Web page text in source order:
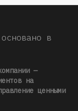
в
—
на
ценными